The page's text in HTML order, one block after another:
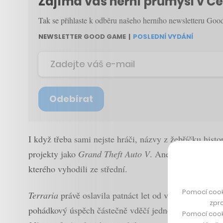
Tak se přihlaste k odběru našeho herního newsletteru
NEWSLETTER GOOD GAME | POSLEDNÍ VYDÁNÍ
Odebírat
I když třeba sami nejste hráči, názvy z žebříčku
projekty jako Grand Theft Auto V. Anebo galaktický
kterého vyhodili ze střední.
Terraria právě oslavila patnáct let od vydání – a
pohádkový úspěch částečně vděčí jedné z mála her
Pomocí
Pomocí